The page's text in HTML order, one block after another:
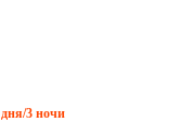
дня/3 ночи